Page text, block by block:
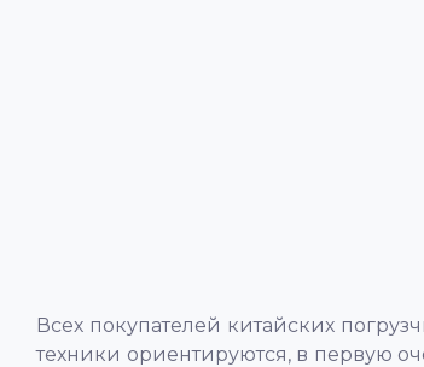
Всех покупателей китайских
техники ориентируются, в первую